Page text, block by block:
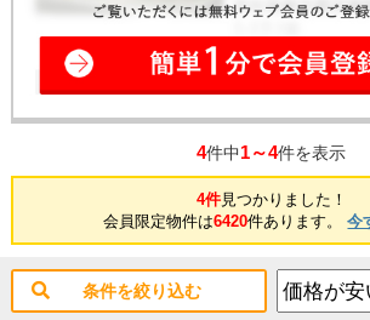
4件中1～4件を表示
4件見つかりました！
会員限定物件は6420件あります。今
条件を絞り込む